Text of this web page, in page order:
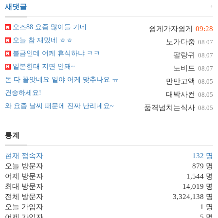
+
새댓글
쉽게가자쉽게 09:28
오즈88 요즘 많이들 가네
노가다중 08.07
오늘 참 재밌네 ㅎㅎ
팔랑귀 08.07
불금인데 어케 휴식하냐 ㅋㅋ
노비드 08.07
일본한태 지면 안돼~
만만고액 08.05
돈 다 꼴앗네요 일야 어케 맞추나요 ㅠ
대박사컨 08.05
건승하세요!
품격넘치는식사 08.05
와 요즘 날씨 때문에 진짜 난리네요~
통계
현재 접속자
132 명
오늘 방문자
879 명
어제 방문자
1,544 명
최대 방문자
14,019 명
전체 방문자
3,324,138 명
오늘 가입자
1 명